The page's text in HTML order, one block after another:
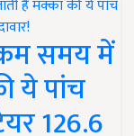
समय में
ये पांच
126.6